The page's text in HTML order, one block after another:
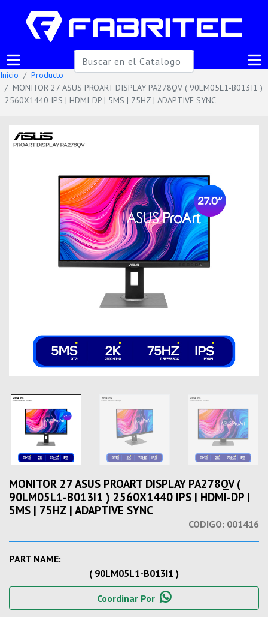
Inicio
Producto
MONITOR 27 ASUS PROART DISPLAY PA278QV ( 90LM05L1-B013I1 )
2560X1440 IPS | HDMI-DP | 5MS | 75HZ | ADAPTIVE SYNC
MONITOR 27 ASUS PROART DISPLAY PA278QV (
90LM05L1-B013I1 ) 2560X1440 IPS | HDMI-DP |
5MS | 75HZ | ADAPTIVE SYNC
CODIGO: 001416
PART NAME:
( 90LM05L1-B013I1 )
Coordinar Por